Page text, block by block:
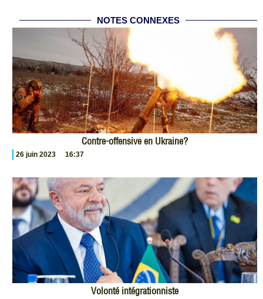
NOTES CONNEXES
Contre-offensive en Ukraine?
26 juin 2023 16:37
Volonté intégrationniste